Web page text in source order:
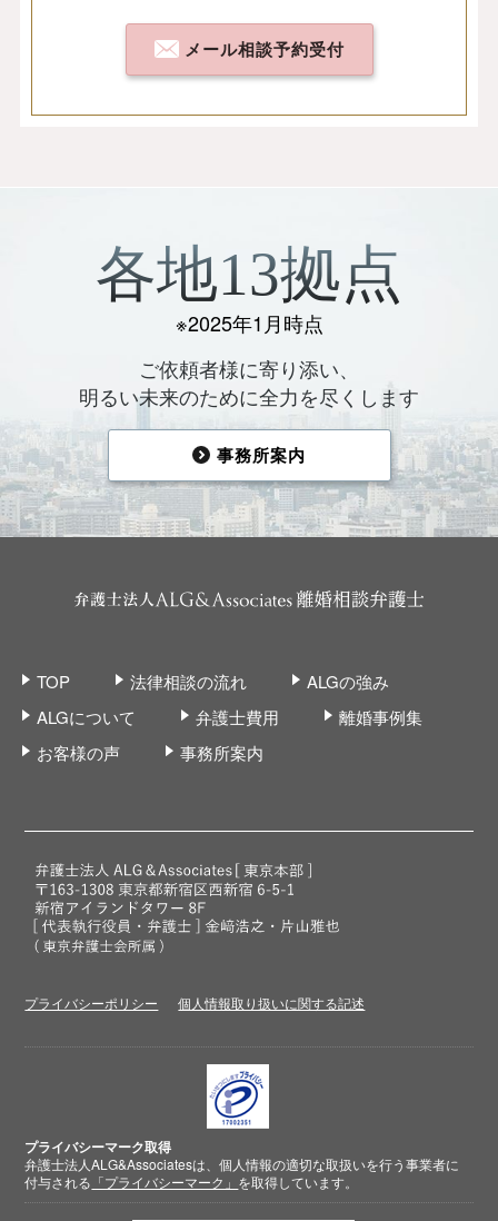
メール相談予約受付
各地13拠点
※2025年1月時点
ご依頼者様に寄り添い、
明るい未来のために全力を尽くします
事務所案内
TOP 法律相談の流れ
ALGの強み
ALGについて
弁護士費用
離婚事例集
お客様の声
事務所案内
プライバシーポリシー 個人情報取り扱いに関する記述
プライバシーマーク取得
弁護士法人ALG&Associatesは、個人情報の適切な取扱いを行う事業者に
付与される 「プライバシーマーク」 を取得しています。